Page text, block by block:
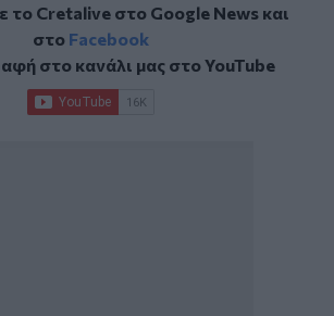
το Cretalive στο Google Newsκαι
στο Facebook
στο κανάλι μας στοYouTube